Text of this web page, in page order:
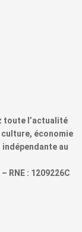
toute l’actualité
économie
au
RNE : 1209226C